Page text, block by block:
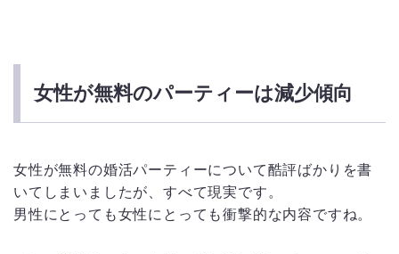
女性が無料のパーティーは減少傾向
女性が無料の婚活パーティーについて酷評ばかりを書
いてしまいましたが、すべて現実です。
男性にとっても女性にとっても衝撃的な内容ですね。